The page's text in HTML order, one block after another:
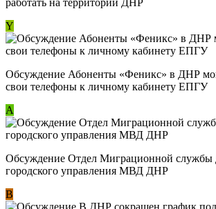
Y
Обсуждение ​Абоненты «Феникс» в ДНР
свои телефоны к личному кабинету ЕПГУ
А
Обсуждение Отдел Миграционной службы
городского управления МВД ДНР
В